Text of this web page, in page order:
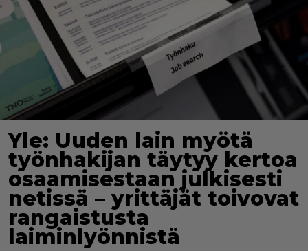
Yle: Uuden lain myötä
työnhakijan täytyy kertoa
osaamisestaan julkisesti
netissä – yrittäjät toivovat
rangaistusta
laiminlyönnistä